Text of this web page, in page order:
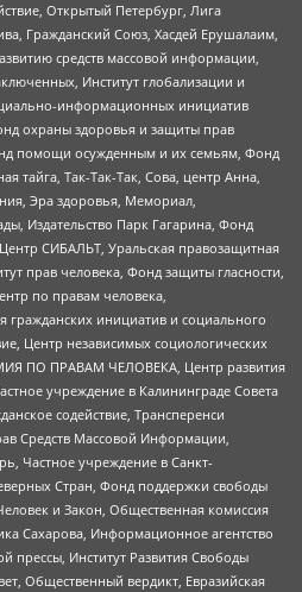
Открытый Петербург, Лига
Гражданский Союз, Хасдей Ерушалаим,
средств массовой информации,
Институт глобализации и
информационных инициатив
охраны здоровья и защиты прав
помощи осужденным и их семьям, Фонд
тайга, Так-Так-Так, Сова, центр Анна,
Эра здоровья, Мемориал,
Издательство Парк Гагарина, Фонд
СИБАЛЬТ, Уральская правозащитная
прав человека, Фонд защиты гласности,
по правам человека,
гражданских инициатив и социального
Центр независимых социологических
ПО ПРАВАМ ЧЕЛОВЕКА, Центр развития
учреждение в Калининграде Совета
содействие, Трансперенси
Средств Массовой Информации,
Частное учреждение в Санкт-
Стран, Фонд поддержки свободы
и Закон, Общественная комиссия
Сахарова, Информационное агентство
прессы, Институт Развития Свободы
Общественный вердикт, Евразийская